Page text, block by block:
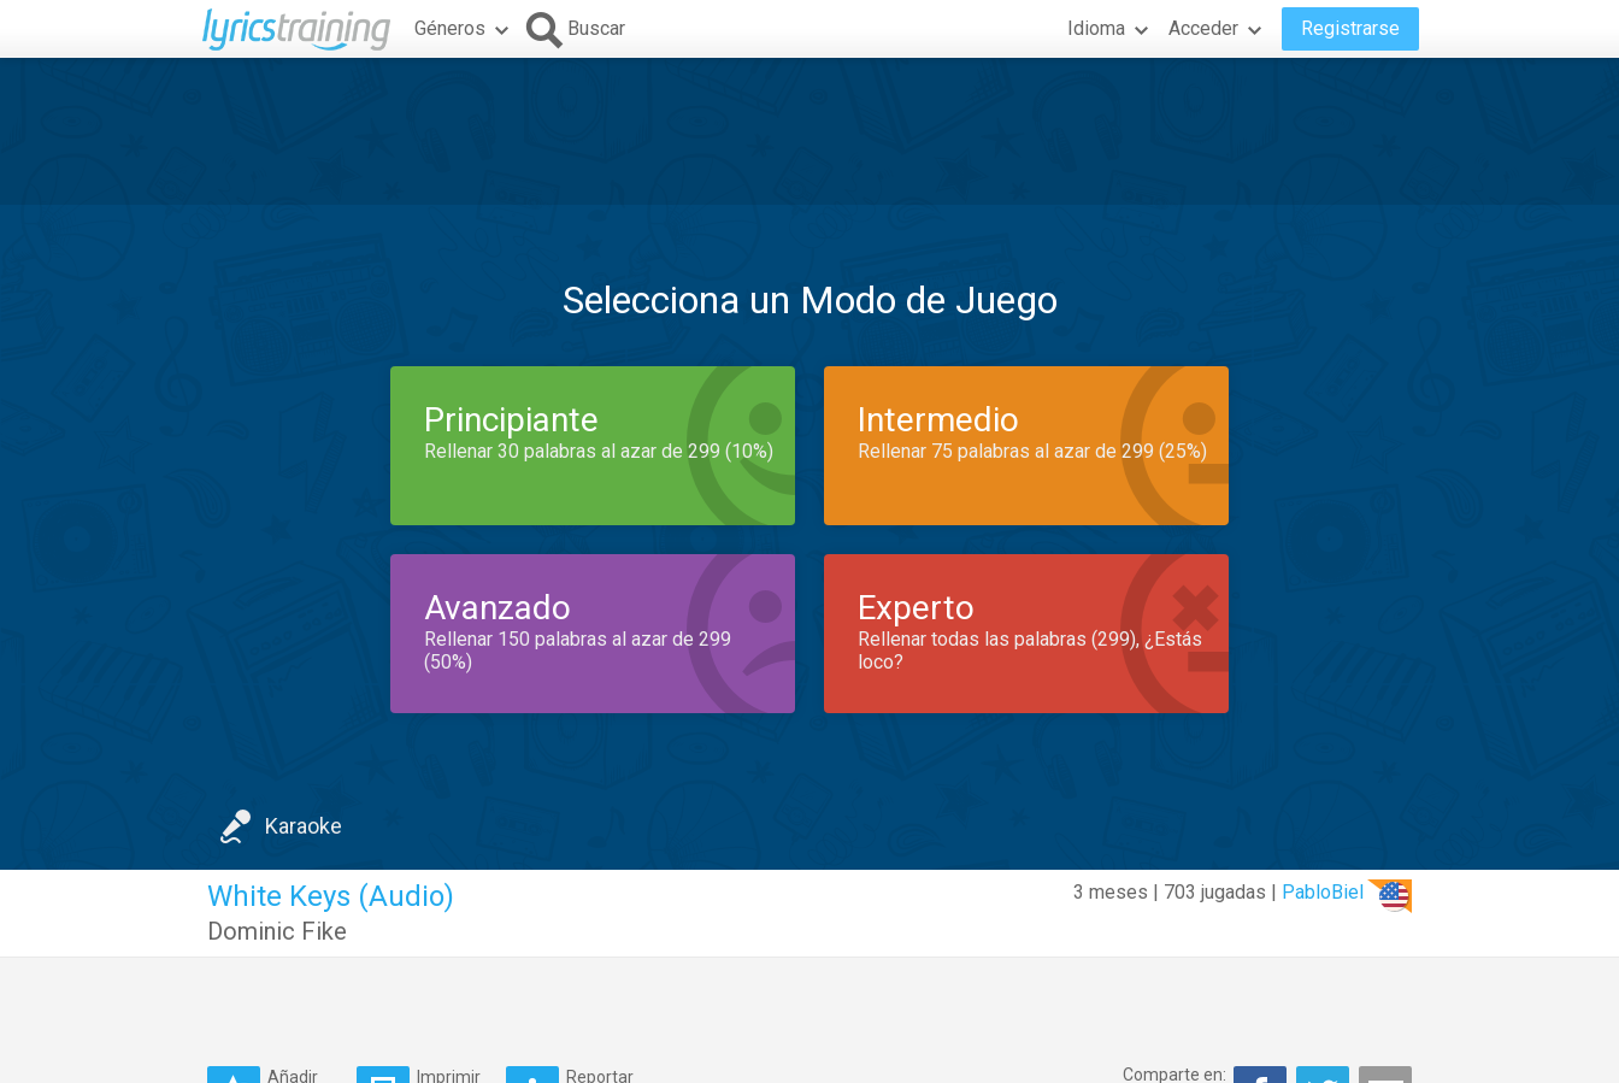
Géneros Buscar Idioma Acceder Registrarse
Selecciona un Modo de Juego
Principiante
Rellenar 30 palabras al azar de 299 (10%)
Intermedio
Rellenar 75 palabras al azar de 299 (25%)
Avanzado
Rellenar 150 palabras al azar de 299
(50%)
Experto
Rellenar todas las palabras (299), ¿Estás
loco?
Karaoke
3 meses | 703 jugadas | PabloBiel
White Keys (Audio)
Dominic Fike
Añadir
Imprimir
Reportar
Comparte en: